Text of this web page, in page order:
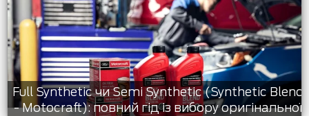
Full Synthetic чи Semi Synthetic (Synthetic Blend
- Motocraft): повний гід із вибору оригінальної